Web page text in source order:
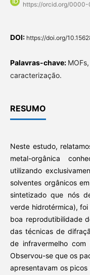
https://orcid.org/
DOI: https://doi.org/
Palavras-chave:
caracterização.
RESUMO
Neste estudo,
metal-orgânica
utilizando
solventes orgânicos
sintetizado que nós
verde hidrotérmica),
boa reprodutibilidade
das técnicas de
de infravermelho com
Observou-se que os
apresentavam os